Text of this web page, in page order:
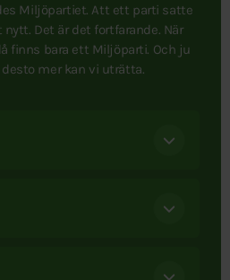
Miljöpartiet. Att ett parti satte
Det är det fortfarande. När
finns bara ett Miljöparti. Och ju
mer kan vi uträtta.